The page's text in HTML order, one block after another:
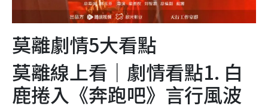
莫離劇情5大看點
莫離線上看｜劇情看點1. 白
鹿捲入《奔跑吧》言行風波